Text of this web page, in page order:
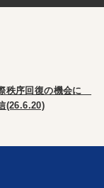
秩序回復の機会に
(26.6.20)